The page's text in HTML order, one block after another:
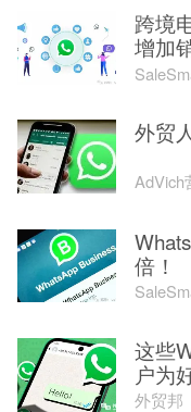
跨境
增加
外贸
AdVich
倍！
这些
户为
外贸邦